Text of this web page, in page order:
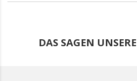
DAS SAGEN